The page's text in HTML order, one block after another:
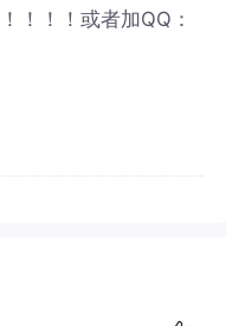
！！！或者加QQ：